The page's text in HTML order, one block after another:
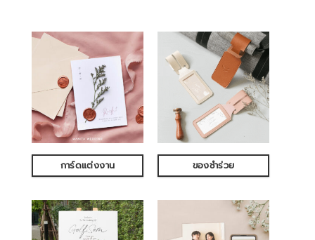
การ์ดแต่งงาน ของชำร่วย